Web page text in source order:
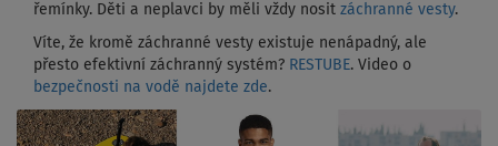
řemínky. Děti a neplavci by měli vždy nosit záchranné vesty.
Víte, že kromě záchranné vesty existuje nenápadný, ale
přesto efektivní záchranný systém? RESTUBE. Video o
bezpečnosti na vodě najdete zde.